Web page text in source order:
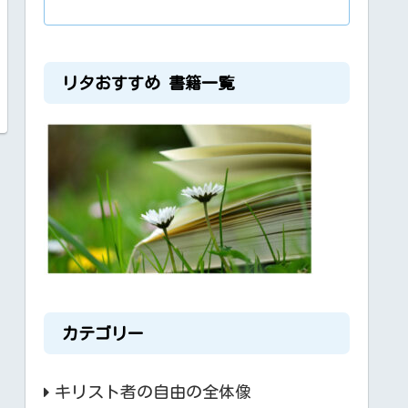
リタおすすめ 書籍一覧
カテゴリー
キリスト者の自由の全体像